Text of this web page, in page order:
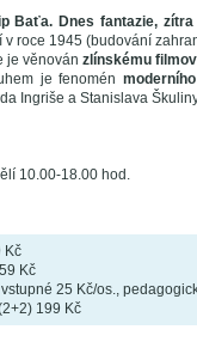
Baťa. Dnes fantazie,
roce 1945 (budování
je věnován zlínskému
je fenomén
Ingriše a Stanislava
10.00-18.00 hod.
Kč
Kč
25 Kč/os.,
199 Kč